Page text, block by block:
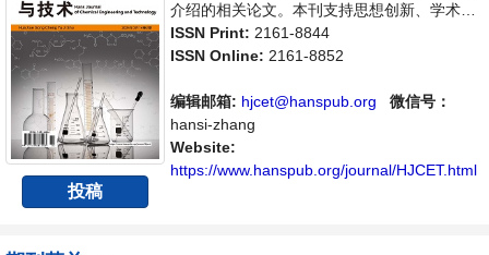
投稿
介绍的相关论文。本刊支持思想创新、学术创
新，倡导科学，繁荣学术，集学术性、思想性
为一体，旨在给世界范围内的科学家、学者、
与技术领域内不同方向问题与发展的交流平
台。
ISSN Print: 2161-8844
ISSN Online: 2161-8852
编辑邮箱: hjcet@hanspub.org
微信号：
hansi-zhang
Website:
https://www.hanspub.org/journal/HJCET.html